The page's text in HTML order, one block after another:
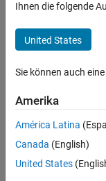
Fixed-Wing Aircraft
Fixed-Wing Aircraft
Syntax
Input Arguments
Output Arguments
Examples
Since R2025a
expand all in page
Syntax
unction)
Description
Ihnen die folgende
United States
Sie können auch
Amerika
América Latina
Canada (English)
United States